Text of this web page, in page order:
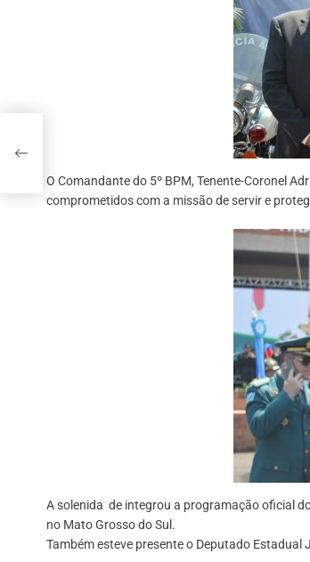
O Comandante do 5º BPM, Tenente-Coronel
comprometidos com a missão de servir e
A solenida de integrou a programação oficial
no Mato Grosso do Sul.
Também esteve presente o Deputado Estadual